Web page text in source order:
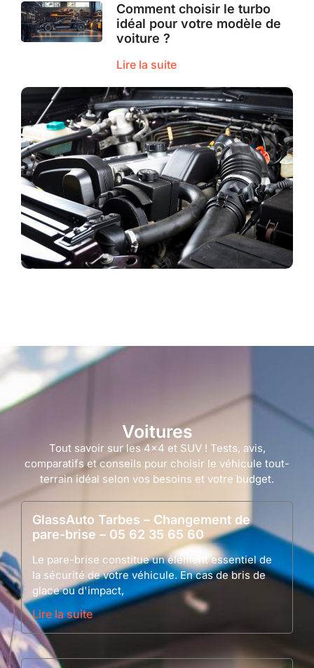
Comment choisir le turbo
idéal pour votre modèle de
voiture ?
Lire la suite
Voitures
Tout savoir sur les 4×4 et SUV ! Tests, avis,
comparatifs et conseils pour choisir le véhicule tout-
terrain idéal selon vos besoins et votre budget.
GlassAuto Tarbes – Changement de
pare-brise – 05 62 35 65 60
Le pare-brise constitue un élément essentiel de
la sécurité de votre véhicule. En cas de bris de
glace ou d'impact,
Lire la suite